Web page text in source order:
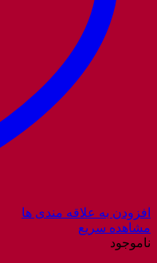
افزودن به علاقه مندی ها
مشاهده سریع
ناموجود